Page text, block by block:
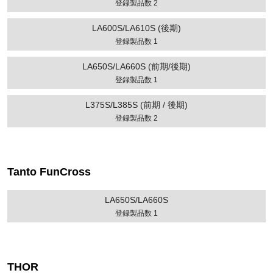
登録製品数 2
LA600S/LA610S (後期)
登録製品数 1
LA650S/LA660S (前期/後期)
登録製品数 1
L375S/L385S (前期 / 後期)
登録製品数 2
Tanto FunCross
LA650S/LA660S
登録製品数 1
THOR